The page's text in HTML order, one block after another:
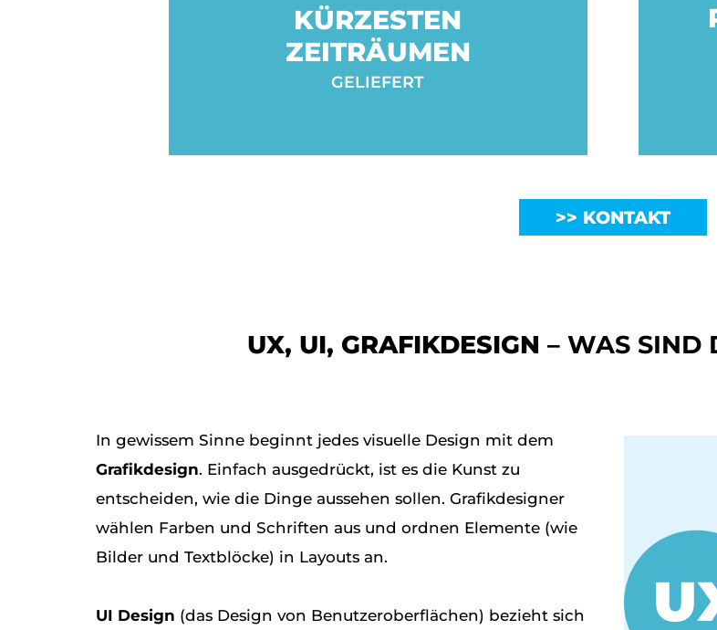
KÜRZESTEN
ZEITRÄUMEN
GELIEFERT
KONTAKT
UX, UI, GRAFIKDESIGN – WAS SIND
In gewissem Sinne beginnt jedes visuelle Design mit dem
Grafikdesign. Einfach ausgedrückt, ist es die Kunst zu
entscheiden, wie die Dinge aussehen sollen. Grafikdesigner
wählen Farben und Schriften aus und ordnen Elemente (wie
Bilder und Textblöcke) in Layouts an.
UI Design (das Design von Benutzeroberflächen) bezieht sich